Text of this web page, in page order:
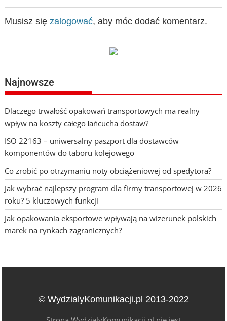
Musisz sięzalogować, aby móc dodać komentarz.
Najnowsze
Dlaczego trwałość opakowań transportowych ma realny
wpływ na koszty całego łańcucha dostaw?
ISO 22163 – uniwersalny paszport dla dostawców
komponentów do taboru kolejowego
Co zrobić po otrzymaniu noty obciążeniowej od spedytora?
Jak wybrać najlepszy program dla firmy transportowej w 2026
roku? 5 kluczowych funkcji
Jak opakowania eksportowe wpływają na wizerunek polskich
marek na rynkach zagranicznych?
© WydzialyKomunikacji.pl 2013-2022